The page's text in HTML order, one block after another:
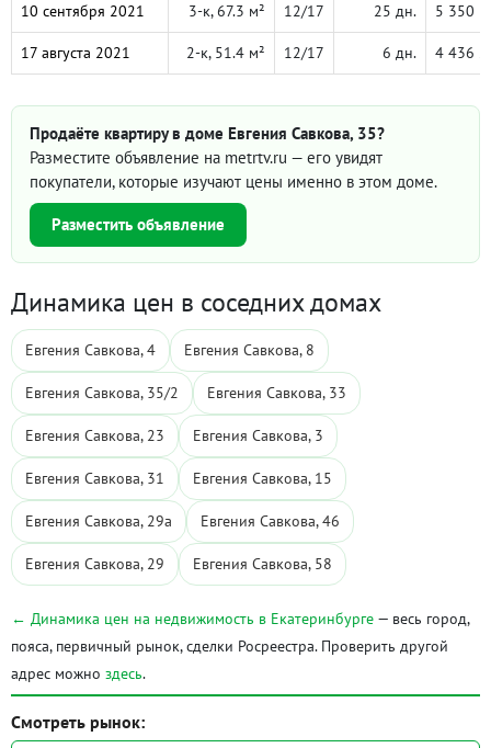
10 сентября 2021 3-к, 67.3 м² 12/17 25 дн. 5 350
17 августа 2021 2-к, 51.4 м² 12/17 6 дн. 4 436
Продаёте квартиру в доме Евгения Савкова, 35?
Разместите объявление на metrtv.ru — его увидят
покупатели, которые изучают цены именно в этом доме.
Разместить объявление
Динамика цен в соседних домах
Евгения Савкова, 4 Евгения Савкова, 8
Евгения Савкова, 35/2 Евгения Савкова, 33
Евгения Савкова, 23 Евгения Савкова, 3
Евгения Савкова, 31 Евгения Савкова, 15
Евгения Савкова, 29а Евгения Савкова, 46
Евгения Савкова, 29 Евгения Савкова, 58
← Динамика цен на недвижимость в Екатеринбурге — весь город,
пояса, первичный рынок, сделки Росреестра. Проверить другой
адрес можно здесь.
Смотреть рынок: